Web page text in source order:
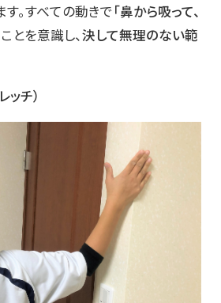
す。すべての動きで 「鼻から吸って、
ことを意識し、決して無理のない範
ッチ）